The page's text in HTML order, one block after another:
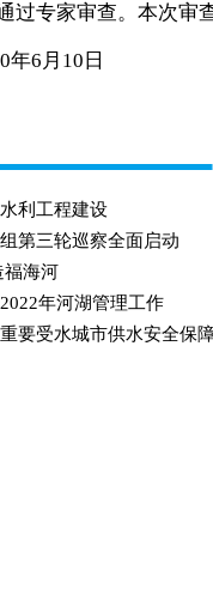
过专家审查。本次
6月10日
利工程建设
第三轮巡察全面启动
福海河
年河湖管理工作
要受水城市供水安全保